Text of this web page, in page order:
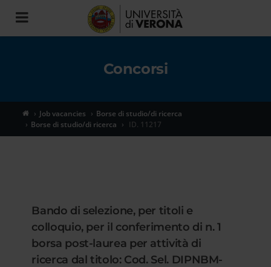
Toggle
navigation
Concorsi
Job vacancies
Borse di studio/di ricerca
Borse di studio/di ricerca
ID. 11217
Bando di selezione, per titoli e
colloquio, per il conferimento di n. 1
borsa post-laurea per attività di
ricerca dal titolo: Cod. Sel. DIPNBM-